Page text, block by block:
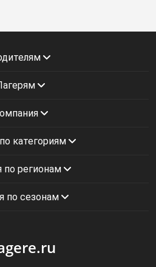
категориям
по регионам
по сезонам